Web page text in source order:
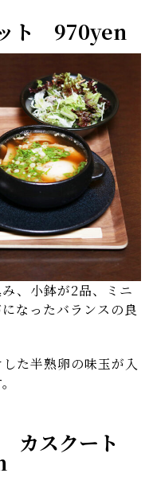
ト 970yen
、小鉢が2品、ミニ
なったバランスの良
た半熟卵の味玉が入
カスクート